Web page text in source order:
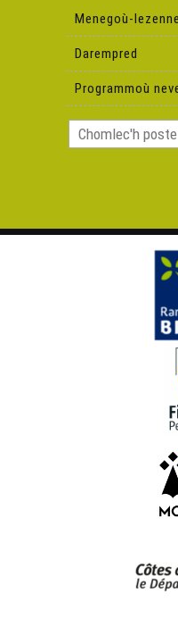
Bec'h De'i ! an
Chakod Noz -
Yann-Fañch
Menegoù-
Darempred
Programmoù